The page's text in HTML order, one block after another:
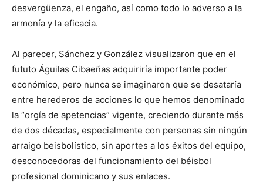
desvergüenza, el engaño, así como todo lo adverso a la
armonía y la eficacia.
Al parecer, Sánchez y González visualizaron que en el
fututo Águilas Cibaeñas adquiriría importante poder
económico, pero nunca se imaginaron que se desataría
entre herederos de acciones lo que hemos denominado
la “orgía de apetencias” vigente, creciendo durante más
de dos décadas, especialmente con personas sin ningún
arraigo beisbolístico, sin aportes a los éxitos del equipo,
desconocedoras del funcionamiento del béisbol
profesional dominicano y sus enlaces.